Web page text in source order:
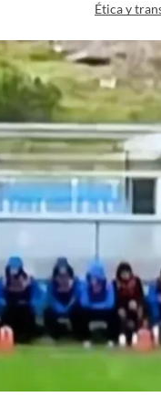
Ética y